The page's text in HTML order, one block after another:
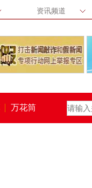
资讯频道
万花筒